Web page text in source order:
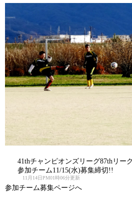
41thチャンピオンズリーグ87thリー
参加チーム11/15(水)募集締切!!
11月14日PM01時06分更新
参加チーム募集ページへ